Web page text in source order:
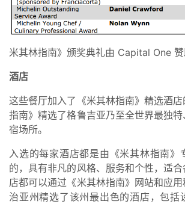
米其林指南》颁奖典礼由 Capital One 赞
酒店
这些餐厅加入了《米其林指南》精选酒
指南》精选了格鲁吉亚乃至全世界最独
宿场所。
入选的每家酒店都是由《米其林指南》
的，具有非凡的风格、服务和个性，适
店都可以通过《米其林指南》网站和应
治亚州精选了该州最出色的酒店，包括